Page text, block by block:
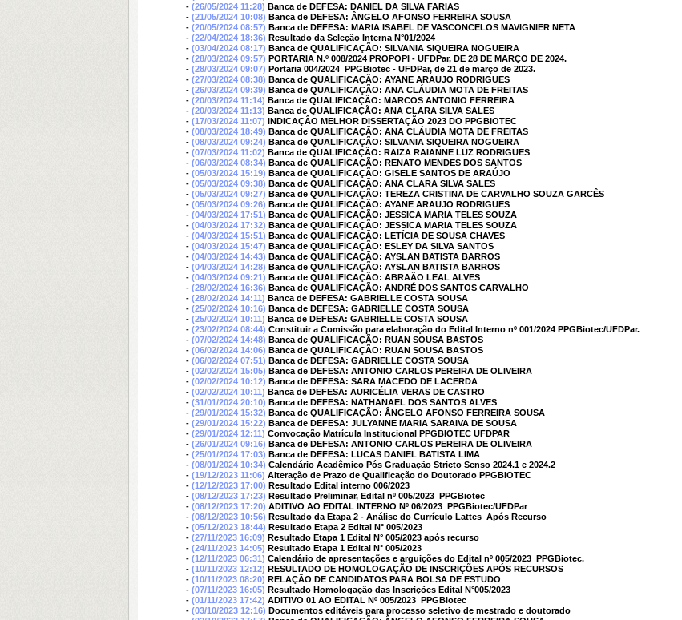
- (26/05/2024 11:28) Banca de DEFESA: DANIEL DA SILVA FARIAS
- (21/05/2024 10:08) Banca de DEFESA: ÂNGELO AFONSO FERREIRA SOUSA
- (20/05/2024 08:57) Banca de DEFESA: MARIA ISABEL DE VASCONCELOS MAVIGNIER NETA
- (22/04/2024 18:36) Resultado da Seleção Interna N°01/2024
- (03/04/2024 08:17) Banca de QUALIFICAÇÃO: SILVANIA SIQUEIRA NOGUEIRA
- (28/03/2024 09:57) PORTARIA N.º 008/2024 PROPOPI - UFDPar, DE 28 DE MARÇO DE 2024.
- (28/03/2024 09:07) Portaria 004/2024  PPGBiotec - UFDPar, de 21 de março de 2023.
- (27/03/2024 08:38) Banca de QUALIFICAÇÃO: AYANE ARAUJO RODRIGUES
- (26/03/2024 09:39) Banca de QUALIFICAÇÃO: ANA CLÁUDIA MOTA DE FREITAS
- (20/03/2024 11:14) Banca de QUALIFICAÇÃO: MARCOS ANTONIO FERREIRA
- (20/03/2024 11:13) Banca de QUALIFICAÇÃO: ANA CLARA SILVA SALES
- (17/03/2024 11:07) INDICAÇÂO MELHOR DISSERTAÇÃO 2023 DO PPGBIOTEC
- (08/03/2024 18:49) Banca de QUALIFICAÇÃO: ANA CLÁUDIA MOTA DE FREITAS
- (08/03/2024 09:24) Banca de QUALIFICAÇÃO: SILVANIA SIQUEIRA NOGUEIRA
- (07/03/2024 11:02) Banca de QUALIFICAÇÃO: RAIZA RAIANNE LUZ RODRIGUES
- (06/03/2024 08:34) Banca de QUALIFICAÇÃO: RENATO MENDES DOS SANTOS
- (05/03/2024 15:19) Banca de QUALIFICAÇÃO: GISELE SANTOS DE ARAÚJO
- (05/03/2024 09:38) Banca de QUALIFICAÇÃO: ANA CLARA SILVA SALES
- (05/03/2024 09:27) Banca de QUALIFICAÇÃO: TEREZA CRISTINA DE CARVALHO SOUZA GARCÊS
- (05/03/2024 09:26) Banca de QUALIFICAÇÃO: AYANE ARAUJO RODRIGUES
- (04/03/2024 17:51) Banca de QUALIFICAÇÃO: JESSICA MARIA TELES SOUZA
- (04/03/2024 17:32) Banca de QUALIFICAÇÃO: JESSICA MARIA TELES SOUZA
- (04/03/2024 15:51) Banca de QUALIFICAÇÃO: LETÍCIA DE SOUSA CHAVES
- (04/03/2024 15:47) Banca de QUALIFICAÇÃO: ESLEY DA SILVA SANTOS
- (04/03/2024 14:43) Banca de QUALIFICAÇÃO: AYSLAN BATISTA BARROS
- (04/03/2024 14:28) Banca de QUALIFICAÇÃO: AYSLAN BATISTA BARROS
- (04/03/2024 09:21) Banca de QUALIFICAÇÃO: ABRAÃO LEAL ALVES
- (28/02/2024 16:36) Banca de QUALIFICAÇÃO: ANDRÉ DOS SANTOS CARVALHO
- (28/02/2024 14:11) Banca de DEFESA: GABRIELLE COSTA SOUSA
- (25/02/2024 10:16) Banca de DEFESA: GABRIELLE COSTA SOUSA
- (25/02/2024 10:11) Banca de DEFESA: GABRIELLE COSTA SOUSA
- (23/02/2024 08:44) Constituir a Comissão para elaboração do Edital Interno nº 001/2024 PPGBiotec/UFDPar.
- (07/02/2024 14:48) Banca de QUALIFICAÇÃO: RUAN SOUSA BASTOS
- (06/02/2024 14:06) Banca de QUALIFICAÇÃO: RUAN SOUSA BASTOS
- (06/02/2024 07:51) Banca de DEFESA: GABRIELLE COSTA SOUSA
- (02/02/2024 15:05) Banca de DEFESA: ANTONIO CARLOS PEREIRA DE OLIVEIRA
- (02/02/2024 10:12) Banca de DEFESA: SARA MACEDO DE LACERDA
- (02/02/2024 10:11) Banca de DEFESA: AURICÉLIA VERAS DE CASTRO
- (31/01/2024 20:10) Banca de DEFESA: NATHANAEL DOS SANTOS ALVES
- (29/01/2024 15:32) Banca de QUALIFICAÇÃO: ÂNGELO AFONSO FERREIRA SOUSA
- (29/01/2024 15:22) Banca de DEFESA: JULYANNE MARIA SARAIVA DE SOUSA
- (29/01/2024 12:11) Convocação Matrícula Institucional PPGBIOTEC UFDPAR
- (26/01/2024 09:16) Banca de DEFESA: ANTONIO CARLOS PEREIRA DE OLIVEIRA
- (25/01/2024 17:03) Banca de DEFESA: LUCAS DANIEL BATISTA LIMA
- (08/01/2024 10:34) Calendário Acadêmico Pós Graduação Stricto Senso 2024.1 e 2024.2
- (19/12/2023 11:06) Alteração de Prazo de Qualificação do Doutorado PPGBIOTEC
- (12/12/2023 17:00) Resultado Edital interno 006/2023
- (08/12/2023 17:23) Resultado Preliminar, Edital nº 005/2023  PPGBiotec
- (08/12/2023 17:20) ADITIVO AO EDITAL INTERNO Nº 06/2023  PPGBiotec/UFDPar
- (08/12/2023 10:56) Resultado da Etapa 2 - Análise do Currículo Lattes_Após Recurso
- (05/12/2023 18:44) Resultado Etapa 2 Edital N° 005/2023
- (27/11/2023 16:09) Resultado Etapa 1 Edital N° 005/2023 após recurso
- (24/11/2023 14:05) Resultado Etapa 1 Edital N° 005/2023
- (12/11/2023 06:31) Calendário de apresentações e arguições do Edital nº 005/2023  PPGBiotec.
- (10/11/2023 12:12) RESULTADO DE HOMOLOGAÇÃO DE INSCRIÇÕES APÓS RECURSOS
- (10/11/2023 08:20) RELAÇÃO DE CANDIDATOS PARA BOLSA DE ESTUDO
- (07/11/2023 16:05) Resultado Homologação das Inscrições Edital N°005/2023
- (01/11/2023 17:42) ADITIVO 01 AO EDITAL Nº 005/2023  PPGBiotec
- (03/10/2023 12:16) Documentos editáveis para processo seletivo de mestrado e doutorado